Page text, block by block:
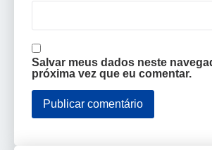
Salvar meus dados neste
próxima vez que eu comentar.